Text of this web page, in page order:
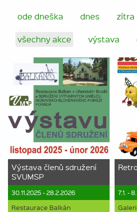
ode dneška dnes zítra
všechny akce výstava
Výstava členů sdružení
SVUMSP
30.11.2025 - 28.2.2026
Restaurace Balkán
7.1. -